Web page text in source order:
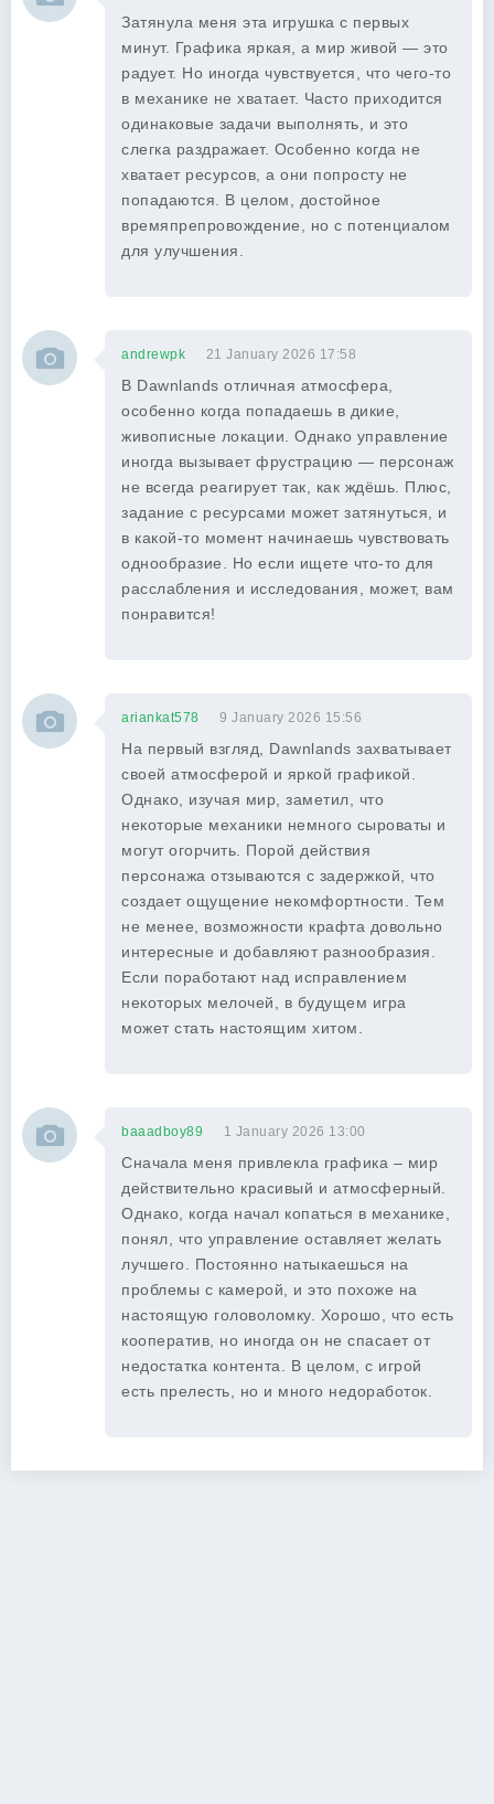
Затянула меня эта игрушка с первых
минут. Графика яркая, а мир живой — это
радует. Но иногда чувствуется, что чего-то
в механике не хватает. Часто приходится
одинаковые задачи выполнять, и это
слегка раздражает. Особенно когда не
хватает ресурсов, а они попросту не
попадаются. В целом, достойное
времяпрепровождение, но с потенциалом
для улучшения.
andrewpk 21 January 2026 17:58
В Dawnlands отличная атмосфера,
особенно когда попадаешь в дикие,
живописные локации. Однако управление
иногда вызывает фрустрацию — персонаж
не всегда реагирует так, как ждёшь. Плюс,
задание с ресурсами может затянуться, и
в какой-то момент начинаешь чувствовать
однообразие. Но если ищете что-то для
расслабления и исследования, может, вам
понравится!
ariankat578 9 January 2026 15:56
На первый взгляд, Dawnlands захватывает
своей атмосферой и яркой графикой.
Однако, изучая мир, заметил, что
некоторые механики немного сыроваты и
могут огорчить. Порой действия
персонажа отзываются с задержкой, что
создает ощущение некомфортности. Тем
не менее, возможности крафта довольно
интересные и добавляют разнообразия.
Если поработают над исправлением
некоторых мелочей, в будущем игра
может стать настоящим хитом.
baaadboy89 1 January 2026 13:00
Сначала меня привлекла графика – мир
действительно красивый и атмосферный.
Однако, когда начал копаться в механике,
понял, что управление оставляет желать
лучшего. Постоянно натыкаешься на
проблемы с камерой, и это похоже на
настоящую головоломку. Хорошо, что есть
кооператив, но иногда он не спасает от
недостатка контента. В целом, с игрой
есть прелесть, но и много недоработок.